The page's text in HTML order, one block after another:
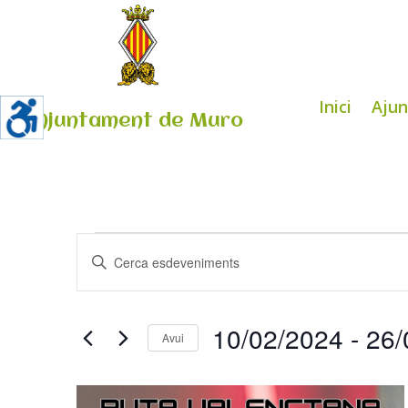
Ajuntament de Muro
Inici
Esdeveniments
Navegació
visual
i
d'Esdeveniments
Introduïu
clau.
Avui 10/02/2024 -
date.
List